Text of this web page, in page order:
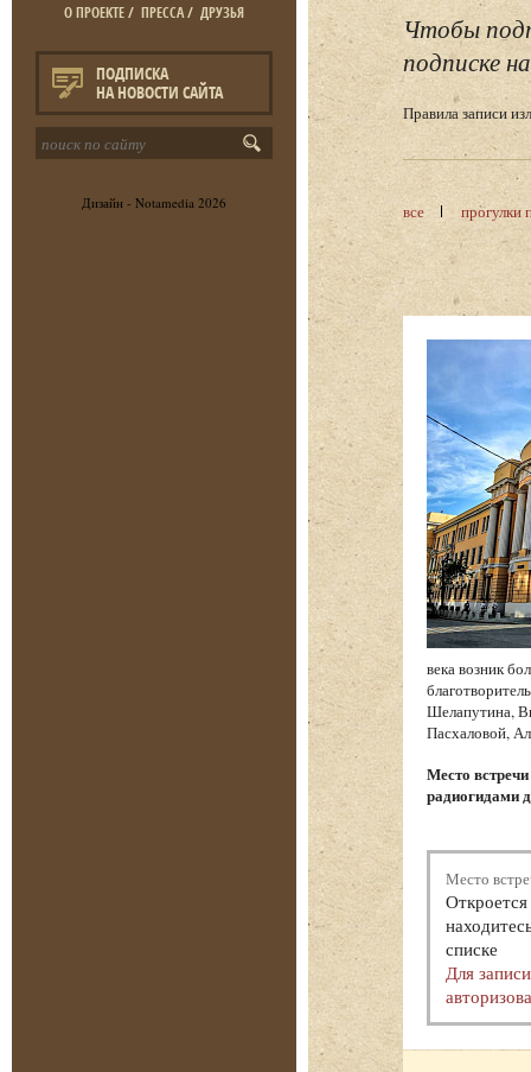
О ПРОЕКТЕ/ ПРЕССА/ ДРУЗЬЯ
ПОДПИСКА
НА НОВОСТИ САЙТА
Дизайн - Notamedia 2026
Чтобы
подписке
Правила записи
все прогулки
века возник
Шелапутина,
Пасхаловой,
Место
радиогидами
Место
списке
Для